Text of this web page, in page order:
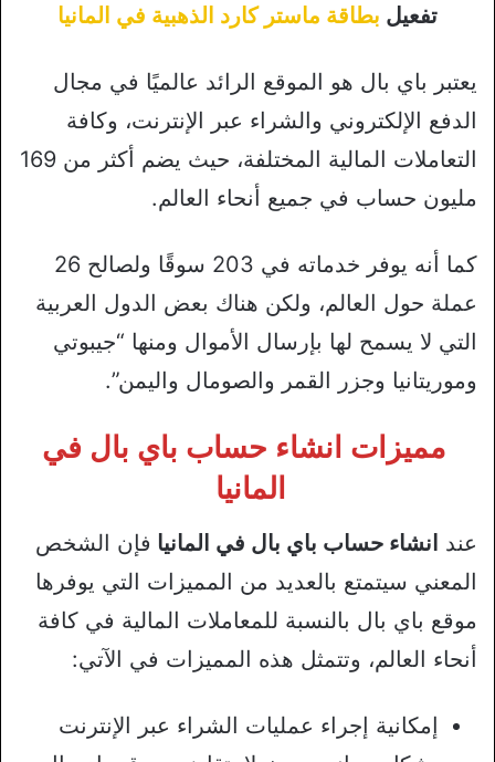
تفعيل بطاقة ماستر كارد الذهبية في المانيا
يعتبر باي بال هو الموقع الرائد عالميًا في مجال
الدفع الإلكتروني والشراء عبر الإنترنت، وكافة
التعاملات المالية المختلفة، حيث يضم أكثر من 169
مليون حساب في جميع أنحاء العالم.
كما أنه يوفر خدماته في 203 سوقًا ولصالح 26
عملة حول العالم، ولكن هناك بعض الدول العربية
التي لا يسمح لها بإرسال الأموال ومنها “جيبوتي
وموريتانيا وجزر القمر والصومال واليمن”.
مميزات انشاء حساب باي بال في
المانيا
عند انشاء حساب باي بال في المانيا فإن الشخص
المعني سيتمتع بالعديد من المميزات التي يوفرها
موقع باي بال بالنسبة للمعاملات المالية في كافة
أنحاء العالم، وتتمثل هذه المميزات في الآتي:
إمكانية إجراء عمليات الشراء عبر الإنترنت